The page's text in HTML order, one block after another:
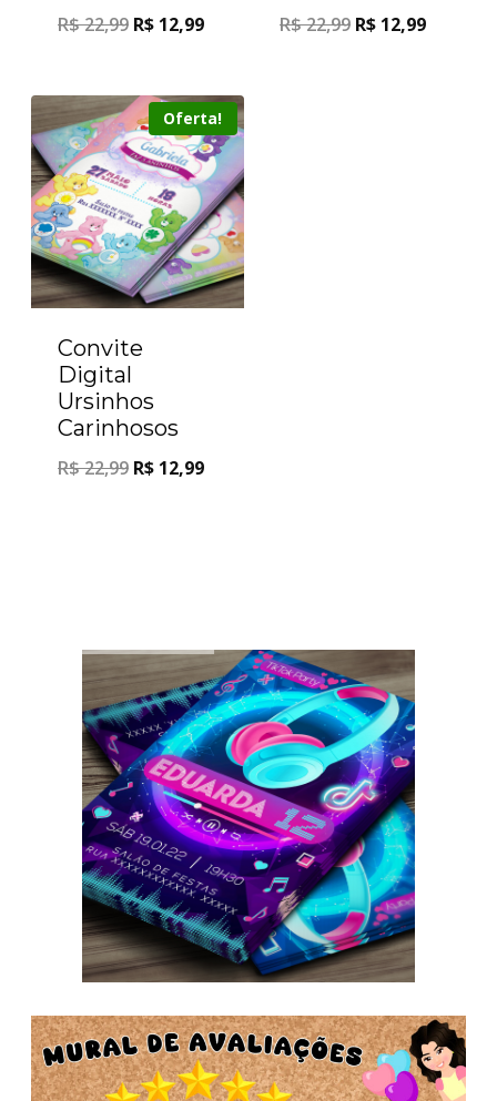
R$22,99 R$ 12,99 R$22,99 R$ 12,99
Oferta!
Convite
Digital
Ursinhos
Carinhosos
R$22,99 R$ 12,99